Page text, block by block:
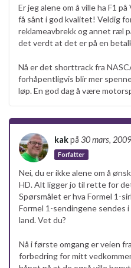
Er jeg alene om å ville ha F1
få sånt i god kvalitet! Veldig
reklameavbrekk og annet ræl
det verdt at det er på en
Nå er det shorttrack fra
forhåpentligvis blir mer
løp. En god dag å være
kakpå 30 mars, 2009
Forfatter
Nei, du er ikke alene om å
HD. Alt ligger jo til rette for
Spørsmålet er hva Formel 1-
Formel 1-sendingene sendes
land. Vet du?
Nå i første omgang er veien
forbedring for mitt